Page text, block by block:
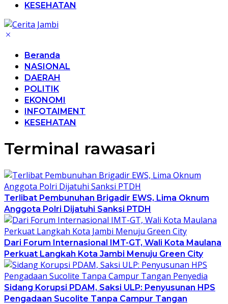
KESEHATAN
Beranda
NASIONAL
DAERAH
POLITIK
EKONOMI
INFOTAIMENT
KESEHATAN
Terminal rawasari
Terlibat Pembunuhan Brigadir EWS, Lima Oknum
Anggota Polri Dijatuhi Sanksi PTDH
Dari Forum Internasional IMT-GT, Wali Kota Maulana
Perkuat Langkah Kota Jambi Menuju Green City
Sidang Korupsi PDAM, Saksi ULP: Penyusunan HPS
Pengadaan Sucolite Tanpa Campur Tangan